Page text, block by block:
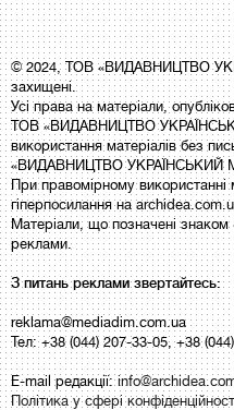
© 2024, ТОВ «ВИДАВНИЦТВО
захищені.
Усі права на матеріали,
ТОВ «ВИДАВНИЦТВО
використання матеріалів без
«ВИДАВНИЦТВО УКРАЇНСЬКИЙ
При правомірному використанні
гіперпосилання на
Матеріали, що позначені
реклами.
З питань реклами звертайтесь:
reklama@mediadim.com.ua
Тел: +38 (044) 207-33-05, +38
E-mail редакції:
Політика у сфері